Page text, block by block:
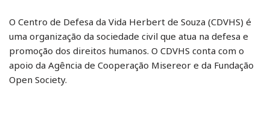
O Centro de Defesa da Vida Herbert de Souza (CDVHS) é
uma organização da sociedade civil que atua na defesa e
promoção dos direitos humanos. O CDVHS conta com o
apoio da Agência de Cooperação Misereor e da Fundação
Open Society.